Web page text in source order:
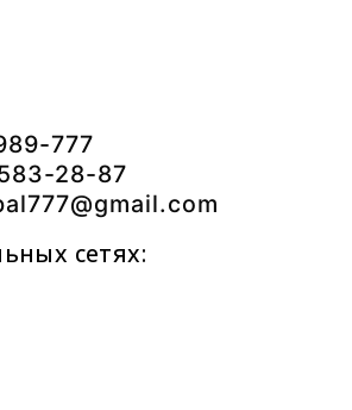
777
28-87
сетях: